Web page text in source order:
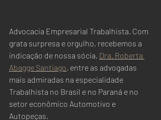
Advocacia Empresarial Trabalhista. Com
grata surpresa e orgulho, recebemos a
indicação de nossa sócia, Dra. Roberta
Abagge Santiago, entre as advogadas
mais admiradas na especialidade
Trabalhista no Brasil e no Paraná e no
setor econômico Automotivo e
Autopeças.